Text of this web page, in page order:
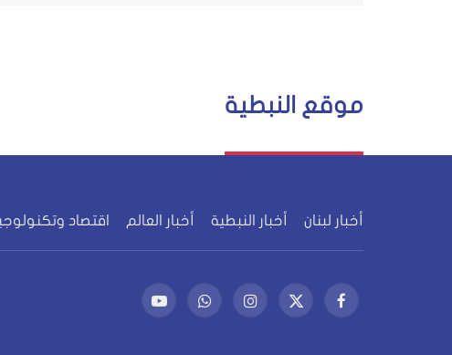
موقع النبطية
أخبار لبنان أخبار النبطية أخبار العالم اقتصاد
فيسبوكX
الانستغرامواتساب يوتيوب